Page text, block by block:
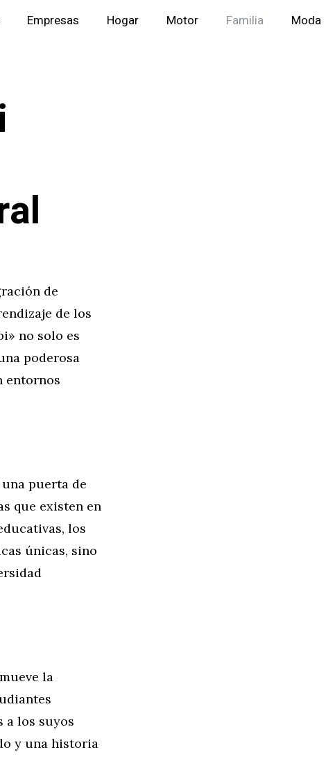
Empresas Hogar Motor Familia Moda
de
de los
no solo es
poderosa
entornos
puerta de
que existen en
los
únicas, sino
la
a los suyos
y una historia